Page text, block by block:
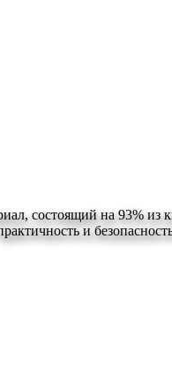
состоящий на 93%
и